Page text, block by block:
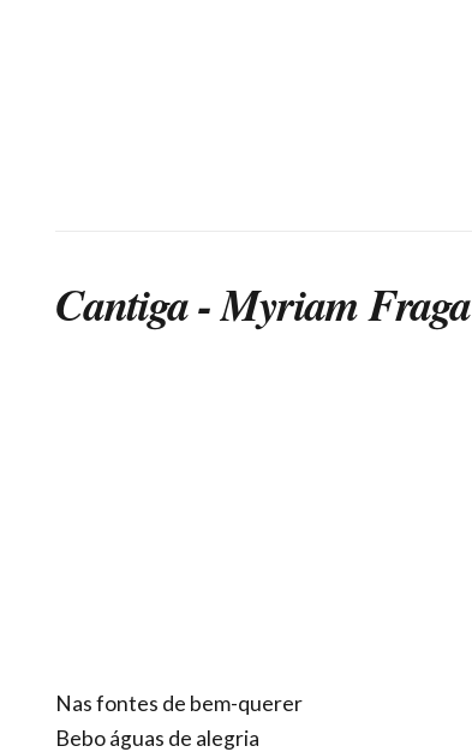
Cantiga - Myriam Fraga
Nas fontes de bem-querer
Bebo águas de alegria